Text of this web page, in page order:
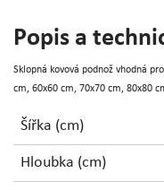
Popis a
Sklopná kovová podnož vhodná
cm, 60x60 cm, 70x70 cm, 80x80
Šířka (cm)
Hloubka (cm)